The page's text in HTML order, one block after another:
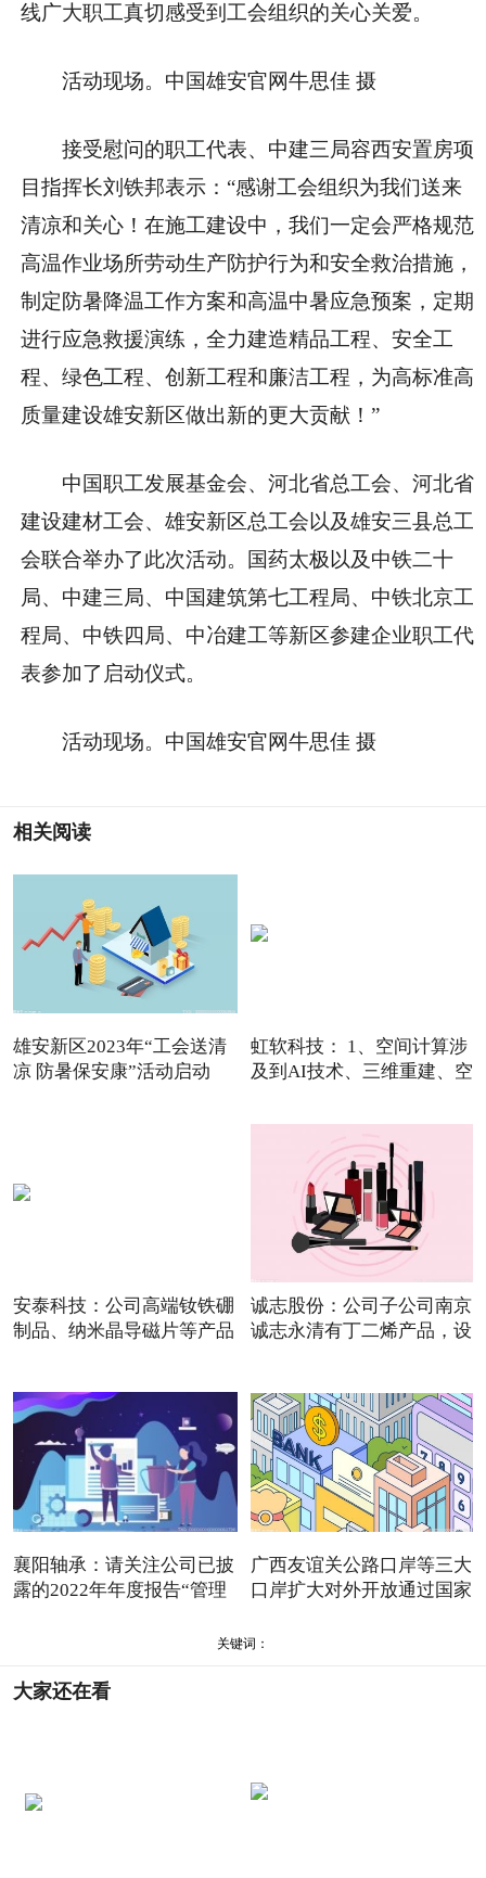
线广大职工真切感受到工会组织的关心关爱。
活动现场。中国雄安官网牛思佳 摄
接受慰问的职工代表、中建三局容西安置房项
目指挥长刘铁邦表示：“感谢工会组织为我们送来
清凉和关心！在施工建设中，我们一定会严格规范
高温作业场所劳动生产防护行为和安全救治措施，
制定防暑降温工作方案和高温中暑应急预案，定期
进行应急救援演练，全力建造精品工程、安全工
程、绿色工程、创新工程和廉洁工程，为高标准高
质量建设雄安新区做出新的更大贡献！”
中国职工发展基金会、河北省总工会、河北省
建设建材工会、雄安新区总工会以及雄安三县总工
会联合举办了此次活动。国药太极以及中铁二十
局、中建三局、中国建筑第七工程局、中铁北京工
程局、中铁四局、中冶建工等新区参建企业职工代
表参加了启动仪式。
活动现场。中国雄安官网牛思佳 摄
相关阅读
雄安新区2023年“工会送清
凉 防暑保安康”活动启动
虹软科技： 1、空间计算涉
及到AI技术、三维重建、空
安泰科技：公司高端钕铁硼
制品、纳米晶导磁片等产品
诚志股份：公司子公司南京
诚志永清有丁二烯产品，设
襄阳轴承：请关注公司已披
露的2022年年度报告“管理
广西友谊关公路口岸等三大
口岸扩大对外开放通过国家
关键词：
大家还在看